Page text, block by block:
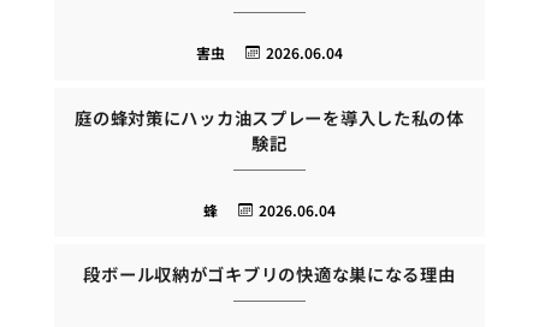
2026.06.04
害虫
庭の蜂対策にハッカ油スプレーを導入した私の体
験記
2026.06.04
蜂
段ボール収納がゴキブリの快適な巣になる理由